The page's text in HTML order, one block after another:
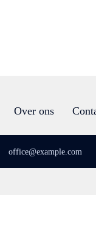
Over ons
office@example.com